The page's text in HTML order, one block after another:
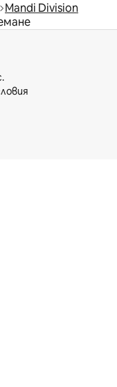
Mandi Division